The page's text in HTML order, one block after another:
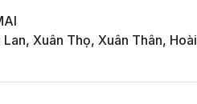
Xuân Thọ, Xuân Thân, Hoài